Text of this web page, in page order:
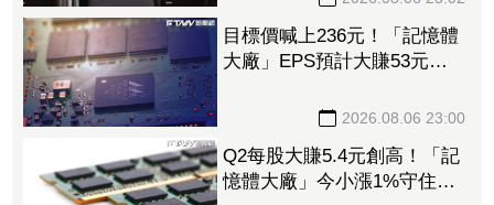
目標價喊上236元！「記憶體
大廠」EPS預計大賺53元
2026.08.06 23:00
Q2每股大賺5.4元創高！「記
憶體大廠」今小漲1%守住連